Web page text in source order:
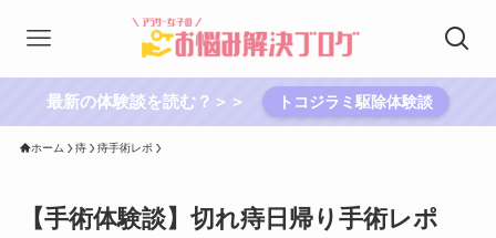
最新の体験談を読む？＞＞ トコジラミ駆除体験談
ホーム 痔 痔手術レポ
【手術体験談】切れ痔日帰り手術レポ